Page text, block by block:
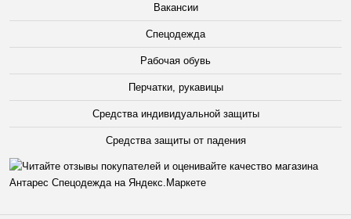
Вакансии
Спецодежда
Рабочая обувь
Перчатки, рукавицы
Средства индивидуальной защиты
Средства защиты от падения